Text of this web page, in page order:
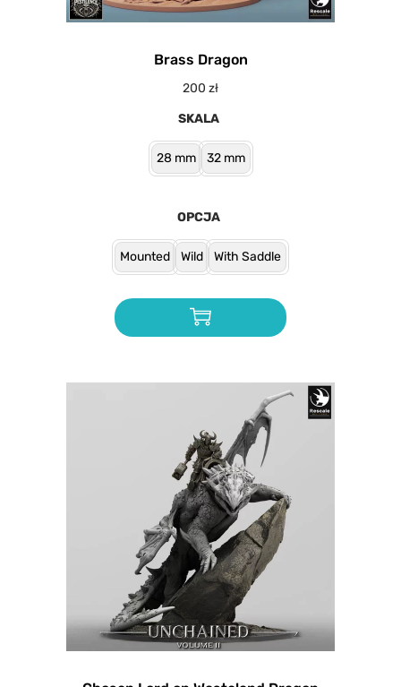
Brass Dragon
200 zł
SKALA
28 mm 32 mm
OPCJA
Mounted Wild With Saddle